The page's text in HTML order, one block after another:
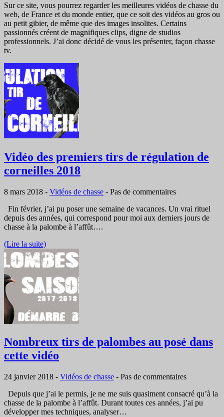
Sur ce site, vous pourrez regarder les meilleures vidéos de chasse du
web, de France et du monde entier, que ce soit des vidéos au gros ou
au petit gibier, de même que des images insolites. Certains
passionnés créent de magnifiques clips, digne de studios
professionnels. J’ai donc décidé de vous les présenter, façon chasse
tv.
Vidéo des premiers tirs de régulation de
corneilles 2018
8 mars 2018 - Vidéos de chasse - Pas de commentaires
Fin février, j’ai pu poser une semaine de vacances. Un vrai rituel
depuis des années, qui correspond pour moi aux derniers jours de
chasse à la palombe à l’affût….
(Lire la suite)
Nombreux tirs de palombes au posé dans
cette vidéo
24 janvier 2018 - Vidéos de chasse - Pas de commentaires
Depuis que j’ai le permis, je ne me suis quasiment consacré qu’à la
chasse de la palombe à l’affût. Durant toutes ces années, j’ai pu
développer mes techniques, analyser…